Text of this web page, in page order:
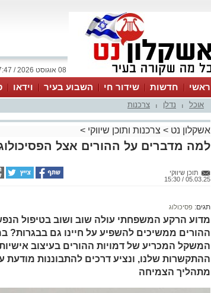
08 אוגוסט 2026 / 17:47
ראשי חדשות שידור חי השבוע בעיר וידאו
אוכל נדלן צרכנות
אשקלון נט > צרכנות ותוכן שיווקי >
למה מדברים על ההורים אצל
תוכן שיווקי
05.03.25 / 15:30
תגים: פסיכולוג
מדוע הרקע המשפחתי עולה שוב ושוב בטיפול
ההורים ממשיכים להשפיע על חיינו גם בבגרות?
המשקל המכריע של דמויות ההורים בעיצוב
ההתקשרות שלנו, ונציע דרכים להתבוננות
מתהליך הצמיחה